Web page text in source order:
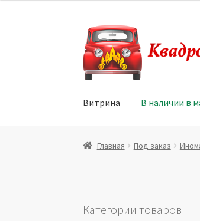
Перейти
к
навигации
Перейти
к
содержимому
Витрина В наличии в
Главная Витрина Мой
Главная Под заказ
Категории товаров